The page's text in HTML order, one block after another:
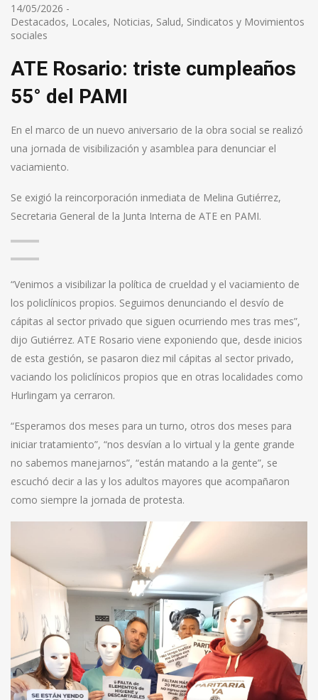
14/05/2026 -
Destacados, Locales, Noticias, Salud, Sindicatos y Movimientos
sociales
ATE Rosario: triste cumpleaños
55° del PAMI
En el marco de un nuevo aniversario de la obra social se realizó
una jornada de visibilización y asamblea para denunciar el
vaciamiento.
Se exigió la reincorporación inmediata de Melina Gutiérrez,
Secretaria General de la Junta Interna de ATE en PAMI.
“Venimos a visibilizar la política de crueldad y el vaciamiento de
los policlínicos propios. Seguimos denunciando el desvío de
cápitas al sector privado que siguen ocurriendo mes tras mes”,
dijo Gutiérrez. ATE Rosario viene exponiendo que, desde inicios
de esta gestión, se pasaron diez mil cápitas al sector privado,
vaciando los policlínicos propios que en otras localidades como
Hurlingam ya cerraron.
“Esperamos dos meses para un turno, otros dos meses para
iniciar tratamiento”, “nos desvían a lo virtual y la gente grande
no sabemos manejarnos”, “están matando a la gente”, se
escuchó decir a las y los adultos mayores que acompañaron
como siempre la jornada de protesta.